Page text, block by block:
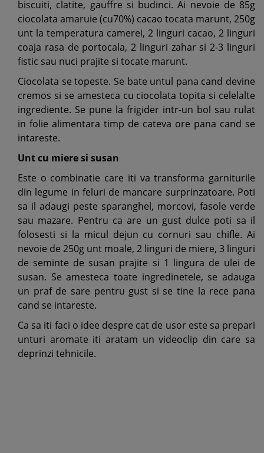
biscuiti, clatite, gauffre si budinci. Ai nevoie de 85g
ciocolata amaruie (cu70%) cacao tocata marunt, 250g
unt la temperatura camerei, 2 linguri cacao, 2 linguri
coaja rasa de portocala, 2 linguri zahar si 2-3 linguri
fistic sau nuci prajite si tocate marunt.
Ciocolata se topeste. Se bate untul pana cand devine
cremos si se amesteca cu ciocolata topita si celelalte
ingrediente. Se pune la frigider intr-un bol sau rulat
in folie alimentara timp de cateva ore pana cand se
intareste.
Unt cu miere si susan
Este o combinatie care iti va transforma garniturile
din legume in feluri de mancare surprinzatoare. Poti
sa il adaugi peste sparanghel, morcovi, fasole verde
sau mazare. Pentru ca are un gust dulce poti sa il
folosesti si la micul dejun cu cornuri sau chifle. Ai
nevoie de 250g unt moale, 2 linguri de miere, 3 linguri
de seminte de susan prajite si 1 lingura de ulei de
susan. Se amesteca toate ingredinetele, se adauga
un praf de sare pentru gust si se tine la rece pana
cand se intareste.
Ca sa iti faci o idee despre cat de usor este sa prepari
unturi aromate iti aratam un videoclip din care sa
deprinzi tehnicile.